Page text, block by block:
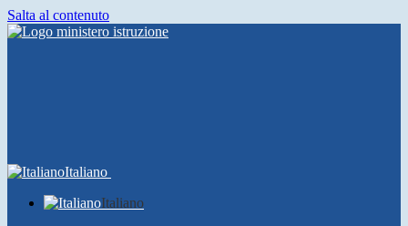
Salta al contenuto
Italiano
Italiano